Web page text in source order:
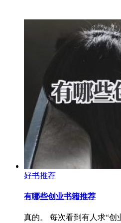
好书推荐
有哪些创业书籍推荐
真的。 每次看到有人求“创